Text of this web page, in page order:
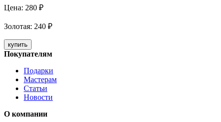
Цена: 280 ₽
Золотая: 240 ₽
купить
Покупателям
Подарки
Мастерам
Статьи
Новости
О компании